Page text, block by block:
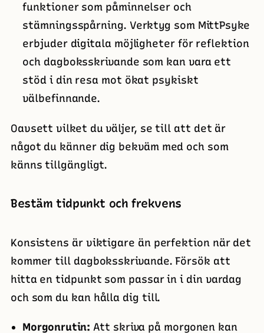
funktioner som påminnelser och
stämningsspårning. Verktyg som MittPsyke
erbjuder digitala möjligheter för reflektion
och dagboksskrivande som kan vara ett
stöd i din resa mot ökat psykiskt
välbefinnande.
Oavsett vilket du väljer, se till att det är
något du känner dig bekväm med och som
känns tillgängligt.
Bestäm tidpunkt och frekvens
Konsistens är viktigare än perfektion när det
kommer till dagboksskrivande. Försök att
hitta en tidpunkt som passar in i din vardag
och som du kan hålla dig till.
Morgonrutin: Att skriva på morgonen kan